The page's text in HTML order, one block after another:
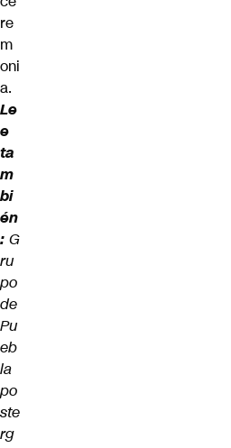
re
m
oni
a.
Le
e
ta
m
bi
én
: G
ru
po
de
Pu
eb
la
po
ste
rg